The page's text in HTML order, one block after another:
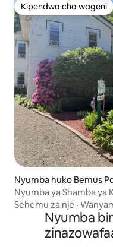
Kipendwa cha wageni
Kipendwa cha wageni
Nyumba huko Bemus
Nyumba ya Shamba ya
kwenda kila mahali
Sehemu za nje ·
Nyumba